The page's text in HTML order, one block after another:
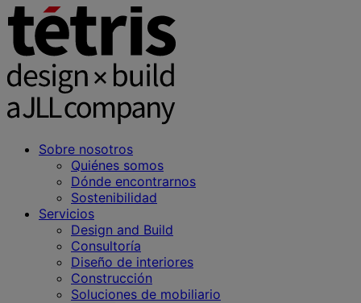
Sobre nosotros
Quiénes somos
Dónde encontrarnos
Sostenibilidad
Servicios
Design and Build
Consultoría
Diseño de interiores
Construcción
Soluciones de mobiliario